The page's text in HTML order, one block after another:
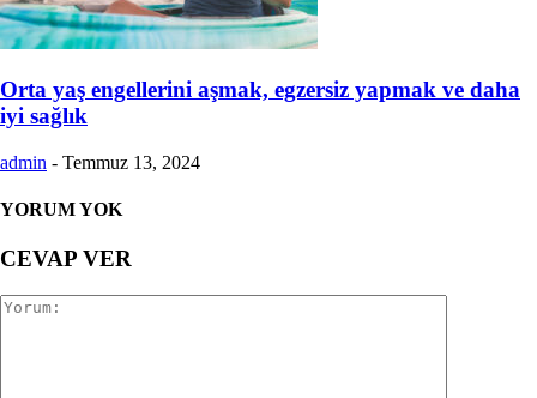
Orta yaş engellerini aşmak, egzersiz yapmak ve daha
iyi sağlık
admin - Temmuz 13, 2024
YORUM YOK
CEVAP VER